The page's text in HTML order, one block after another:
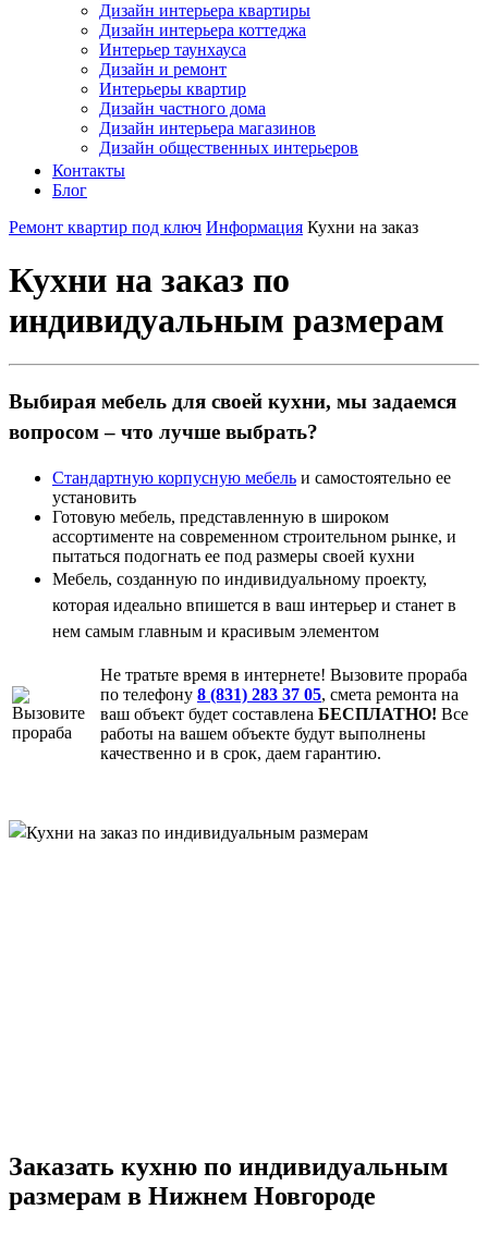
Дизайн интерьера квартиры
Дизайн интерьера коттеджа
Интерьер таунхауса
Дизайн и ремонт
Интерьеры квартир
Дизайн частного дома
Дизайн интерьера магазинов
Дизайн общественных интерьеров
Контакты
Блог
Ремонт квартир под ключ Информация Кухни на заказ
Кухни на заказ по
индивидуальным размерам
Выбирая мебель для своей кухни, мы задаемся
вопросом – что лучше выбрать?
Стандартную корпусную мебель и самостоятельно ее
установить
Готовую мебель, представленную в широком
ассортименте на современном строительном рынке, и
пытаться подогнать ее под размеры своей кухни
Мебель, созданную по индивидуальному проекту,
которая идеально впишется в ваш интерьер и станет в
нем самым главным и красивым элементом
Не тратьте время в интернете! Вызовите прораба
по телефону 8 (831) 283 37 05, смета ремонта на
ваш объект будет составлена БЕСПЛАТНО! Все
работы на вашем объекте будут выполнены
качественно и в срок, даем гарантию.
Заказать кухню по индивидуальным
размерам в Нижнем Новгороде